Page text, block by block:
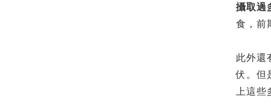
攝取過
食，前
此外還
伏。但
上這